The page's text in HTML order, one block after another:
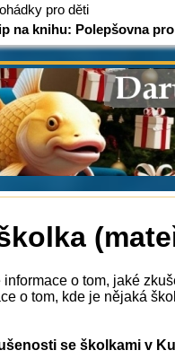
pro děti
na knihu: Polepšovna
o tom, jaké
o tom, kde je nějaká
se školkami v